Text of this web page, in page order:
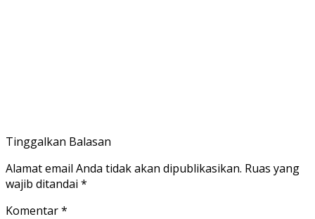
Tinggalkan Balasan
Alamat email Anda tidak akan dipublikasikan. Ruas yang
wajib ditandai *
Komentar*